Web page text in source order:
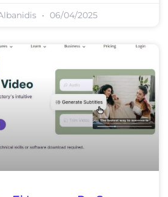
06/04/2025